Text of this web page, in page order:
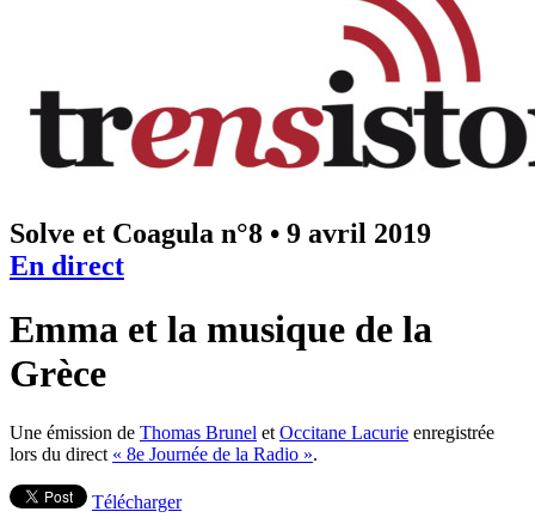
Solve et Coagula n°8 • 9 avril 2019
En direct
Emma et la musique de la
Grèce
Une émission de Thomas Brunel et Occitane Lacurie enregistrée
lors du direct « 8e Journée de la Radio ».
Télécharger